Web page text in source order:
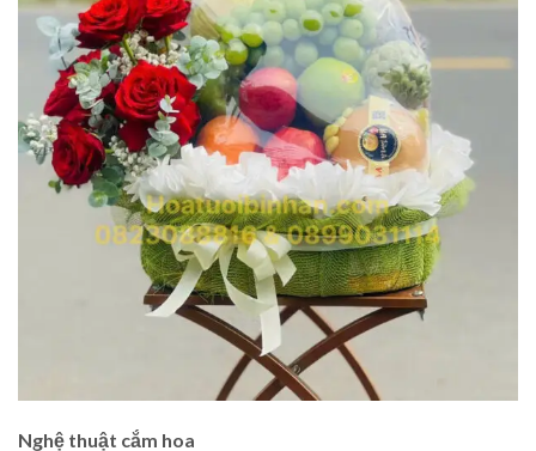
Nghệ thuật cắm hoa